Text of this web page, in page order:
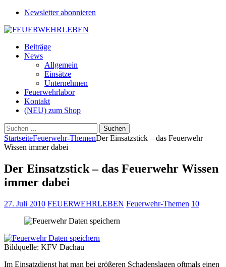
Newsletter abonnieren
Beiträge
News
Allgemein
Einsätze
Unternehmen
Feuerwehrlabor
Kontakt
(NEU) zum Shop
Suchen
nach:
StartseiteFeuerwehr-ThemenDer Einsatzstick – das Feuerwehr
Wissen immer dabei
Der Einsatzstick – das Feuerwehr Wissen
immer dabei
27. Juli 2010 FEUERWEHRLEBEN Feuerwehr-Themen 10
Bildquelle: KFV Dachau
Im Einsatzdienst hat man bei größeren Schadenslagen oftmals einen